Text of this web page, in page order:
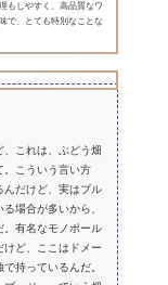
もしやすく、高品質なワ
で、とても特別なことな
、これは、ぶどう畑
。こういう言い方
んだけど、実はブル
場合が多いから、
。有名なモノポール
けど、ここはドメー
持っているんだ。